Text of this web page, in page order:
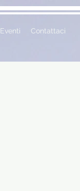
Eventi Contattaci